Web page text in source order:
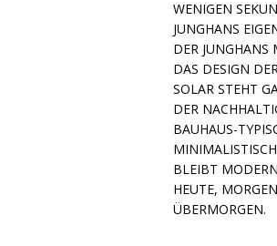
WENIGEN
JUNGHANS
DER JUNGHANS
DAS DESIGN
SOLAR STEHT
DER
BAUHAUS-
BLEIBT
HEUTE,
ÜBERMORGEN.